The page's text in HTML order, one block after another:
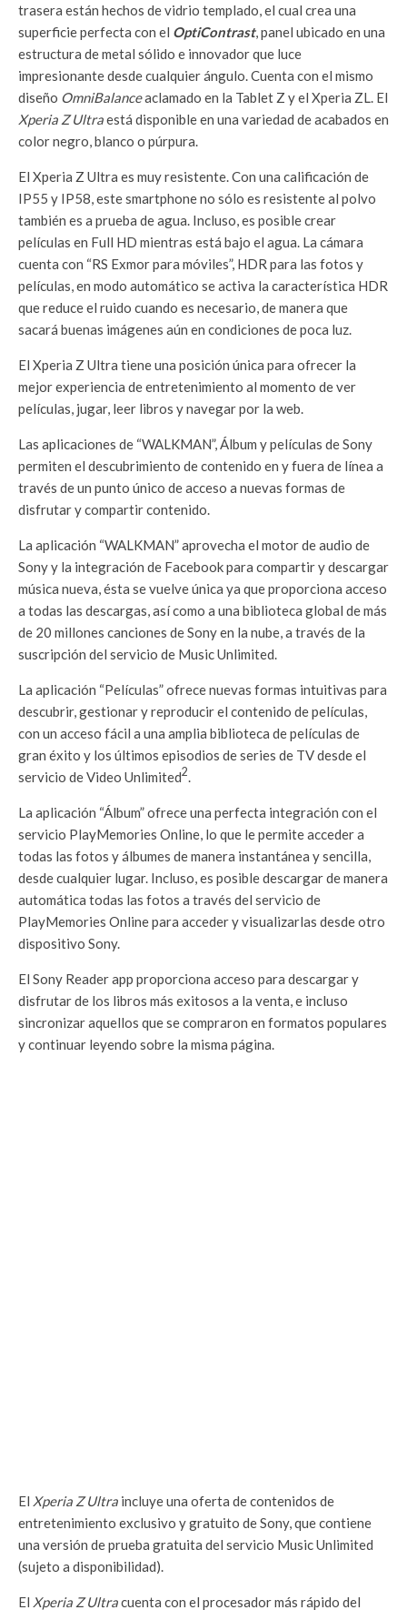
trasera están hechos de vidrio templado, el cual crea una
superficie perfecta con el OptiContrast, panel ubicado en una
estructura de metal sólido e innovador que luce
impresionante desde cualquier ángulo. Cuenta con el mismo
diseño OmniBalanceaclamado en la Tablet Z y el Xperia ZL. El
Xperia Z Ultraestá disponible en una variedad de acabados en
color negro, blanco o púrpura.
El Xperia Z Ultra es muy resistente. Con una calificación de
IP55 y IP58, este smartphone no sólo es resistente al polvo
también es a prueba de agua. Incluso, es posible crear
películas en Full HD mientras está bajo el agua. La cámara
cuenta con “RS Exmor para móviles”, HDR para las fotos y
películas, en modo automático se activa la característica HDR
que reduce el ruido cuando es necesario, de manera que
sacará buenas imágenes aún en condiciones de poca luz.
El Xperia Z Ultra tiene una posición única para ofrecer la
mejor experiencia de entretenimiento al momento de ver
películas, jugar, leer libros y navegar por la web.
Las aplicaciones de “WALKMAN”, Álbum y películas de Sony
permiten el descubrimiento de contenido en y fuera de línea a
través de un punto único de acceso a nuevas formas de
disfrutar y compartir contenido.
La aplicación “WALKMAN” aprovecha el motor de audio de
Sony y la integración de Facebook para compartir y descargar
música nueva, ésta se vuelve única ya que proporciona acceso
a todas las descargas, así como a una biblioteca global de más
de 20 millones canciones de Sony en la nube, a través de la
suscripción del servicio de Music Unlimited.
La aplicación “Películas” ofrece nuevas formas intuitivas para
descubrir, gestionar y reproducir el contenido de películas,
con un acceso fácil a una amplia biblioteca de películas de
gran éxito y los últimos episodios de series de TV desde el
servicio de Video Unlimited2
La aplicación “Álbum” ofrece una perfecta integración con el
servicio PlayMemories Online, lo que le permite acceder a
todas las fotos y álbumes de manera instantánea y sencilla,
desde cualquier lugar. Incluso, es posible descargar de manera
automática todas las fotos a través del servicio de
PlayMemories Online para acceder y visualizarlas desde otro
dispositivo Sony.
El Sony Reader app proporciona acceso para descargar y
disfrutar de los libros más exitosos a la venta, e incluso
sincronizar aquellos que se compraron en formatos populares
y continuar leyendo sobre la misma página.
El Xperia Z Ultra incluye una oferta de contenidos de
entretenimiento exclusivo y gratuito de Sony, que contiene
una versión de prueba gratuita del servicio Music Unlimited
(sujeto a disponibilidad).
El Xperia Z Ultracuenta con el procesador más rápido del